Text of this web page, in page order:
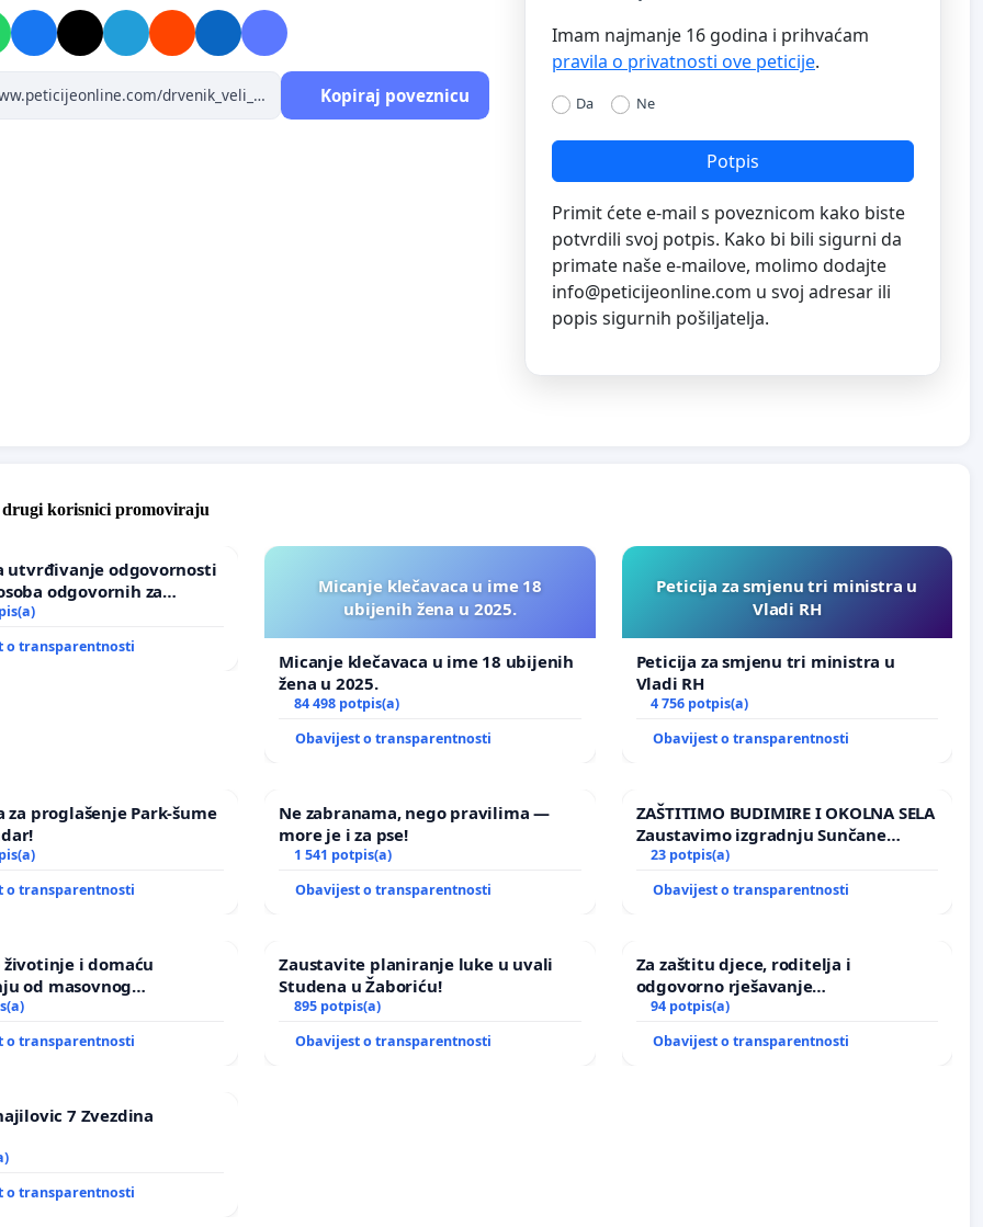
s njom.Pored toga, mimo zakona i zdravog
se obala i dodatno uništava okoliš, a sve kako bi
Kopiraj poveznicu
Imam najmanje 16 godina i prihvaćam
pravila o privatnosti ove peticije.
Da Ne
Potpis
Primit ćete e-mail s poveznicom kako biste
potvrdili svoj potpis. Kako bi bili sigurni da
primate naše e-mailove, molimo dodajte
info@peticijeonline.com u svoj adresar ili
popis sigurnih pošiljatelja.
drugi korisnici promoviraju
utvrđivanje odgovornosti
odgovornih za
Zoološkom vrtu Grada
o transparentnosti
Micanje klečavaca u ime 18
ubijenih žena u 2025.
Micanje klečavaca u ime 18 ubijenih
žena u 2025.
84 498 potpis(a)
Obavijest o transparentnosti
Peticija za smjenu tri ministra u
Vladi RH
Peticija za smjenu tri ministra u
Vladi RH
4 756 potpis(a)
Obavijest o transparentnosti
proglašenje Park-šume
o transparentnosti
Ne zabranama, nego pravilima —
more je i za pse!
1 541 potpis(a)
Obavijest o transparentnosti
ZAŠTITIMO BUDIMIRE I OKOLNA SELA
Zaustavimo izgradnju Sunčane
elektrane Vedrine na području
23 potpis(a)
Obavijest o transparentnosti
i domaću
od masovnog
zbog afričke svinjske
o transparentnosti
Zaustavite planiranje luke u uvali
Studena u Žaboriću!
895 potpis(a)
Obavijest o transparentnosti
Za zaštitu djece, roditelja i
odgovorno rješavanje
maloljetničkog nasilja
94 potpis(a)
Obavijest o transparentnosti
7 Zvezdina
o transparentnosti